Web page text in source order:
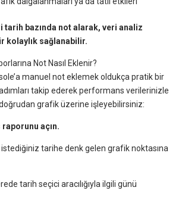
tarih bazında not alarak, veri analiz
kolaylık sağlanabilir.
Not Nasıl Eklenir?
manuel not eklemek oldukça pratik bir
takip ederek performans verilerinizle
grafik üzerine işleyebilirsiniz:
açın.
tarihe denk gelen grafik noktasına
tarih seçici aracılığıyla ilgili günü